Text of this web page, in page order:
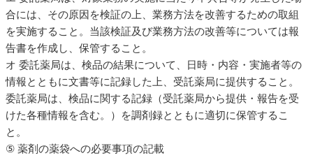
合には、その原因を検証の上、業務方法を改善するための取組
を実施すること。当該検証及び業務方法の改善等については報
告書を作成し、保管すること。
オ 委託薬局は、検品の結果について、日時・内容・実施者等の
情報とともに文書等に記録した上、受託薬局に提供すること。
委託薬局は、検品に関する記録（受託薬局から提供・報告を受
けた各種情報を含む。）を調剤録とともに適切に保管するこ
と。
⑤ 薬剤の薬袋への必要事項の記載